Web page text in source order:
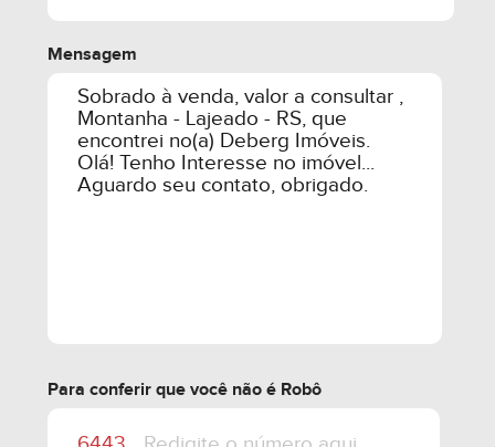
Mensagem
Para conferir que você não é Robô